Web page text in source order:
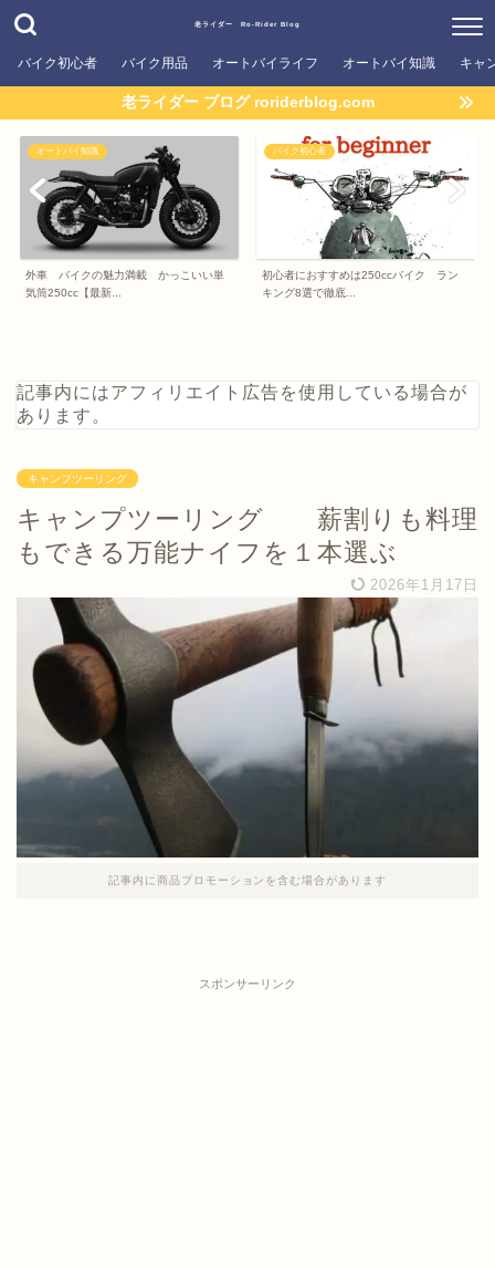
老ライダー Ro-Rider Blog
バイク初心者 バイク用品 オートバイライフ オートバイ知識 キャ
老ライダー ブログ roriderblog.com
オートバイ知識
外車 バイクの魅力満載 かっこいい単
気筒250cc【最新...
バイク初心者
初心者におすすめは250ccバイク ラン
キング8選で徹底...
記事内にはアフィリエイト広告を使用している場合が
あります。
キャンプツーリング
キャンプツーリング 薪割りも料理
もできる万能ナイフを１本選ぶ
2026年1月17日
記事内に商品プロモーションを含む場合があります
スポンサーリンク